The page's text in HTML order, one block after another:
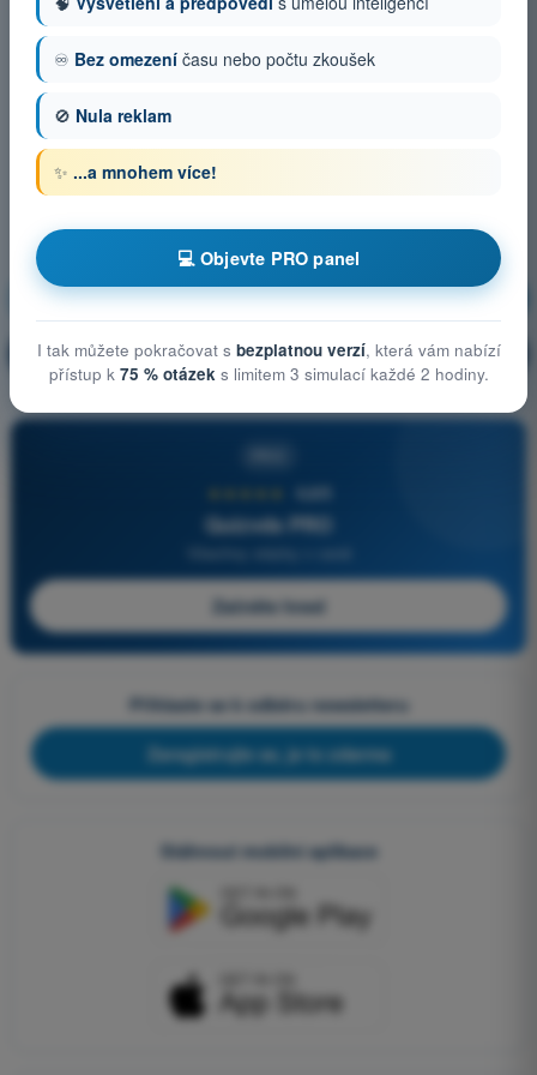
Obecné znalosti o UAS Trénink!
🔒 PRO Vysvětlení otázky
4,6/5
Quizvds PRO
Začněte hned
Přihlaste se k odběru newsletteru
Zaregistrujte se, je to zdarma
Stáhnout mobilní aplikace
♾️ Bez omezení času nebo počtu zkoušek
🚫 Nula reklam
✨ ...a mnohem více!
💻 Objevte PRO panel
I tak můžete pokračovat s bezplatnou verzí, která vám nabízí
přístup k 75 % otázeks limitem 3 simulací každé 2 hodiny.